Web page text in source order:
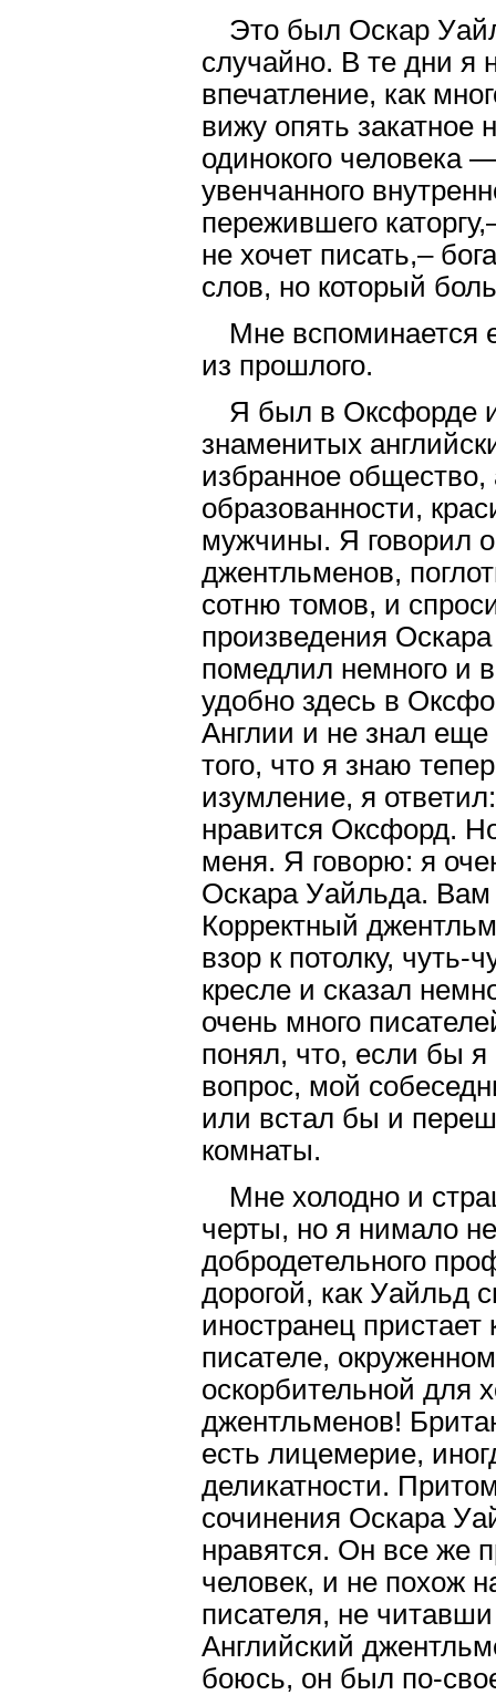
Это был Оскар
случайно. В те дни я
впечатление, как
вижу опять закатное
одинокого человека
увенчанного
пережившего
не хочет писать,–
слов, но который
Мне вспоминается
из прошлого.
Я был в Оксфорде и
знаменитых
избранное общество,
образованности,
мужчины. Я говорил
джентльменов,
сотню томов, и
произведения
помедлил немного и
удобно здесь в
Англии и не знал еще
того, что я знаю
изумление, я
нравится Оксфорд.
меня. Я говорю: я
Оскара Уайльда. Вам
Корректный
взор к потолку, чуть-
кресле и сказал
очень много
понял, что, если бы я
вопрос, мой
или встал бы и
комнаты.
Мне холодно и
черты, но я нимало
добродетельного
дорогой, как Уайльд
иностранец пристает
писателе,
оскорбительной для
джентльменов!
есть лицемерие,
деликатности.
сочинения Оскара
нравятся. Он все же
человек, и не похож
писателя, не
Английский
боюсь, он был по-